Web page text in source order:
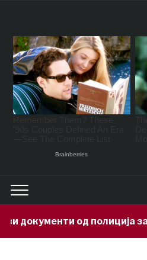
од полиција